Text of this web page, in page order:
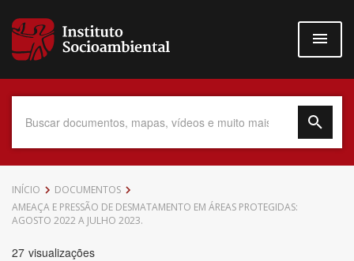
para
conteúdo
Data do Documento
INÍCIO
DOCUMENTOS
AMEAÇA E PRESSÃO DE DESMATAMENTO EM ÁREAS PROTEGIDAS:
AGOSTO 2022 A JULHO 2023.
27 visualizações